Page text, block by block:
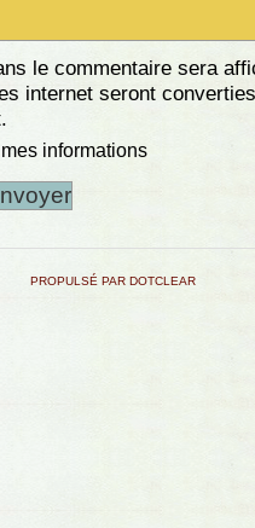
le commentaire sera
internet seront converties
informations
PROPULSÉ PAR DOTCLEAR